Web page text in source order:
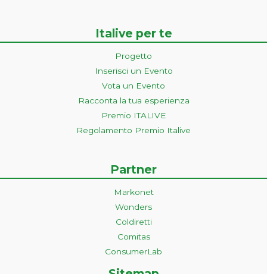
Italive per te
Progetto
Inserisci un Evento
Vota un Evento
Racconta la tua esperienza
Premio ITALIVE
Regolamento Premio Italive
Partner
Markonet
Wonders
Coldiretti
Comitas
ConsumerLab